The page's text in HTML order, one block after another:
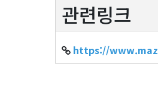
관련링크
https://